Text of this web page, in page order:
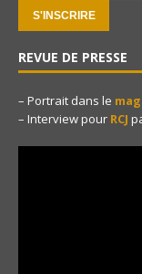
REVUE DE PRESSE
– Portrait dans le
– Interview pour RCJ